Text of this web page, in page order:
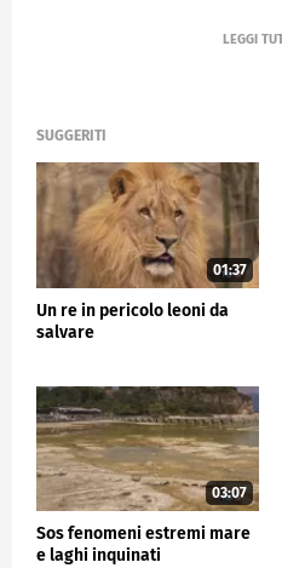
SUGGERITI
01:37
Un re in pericolo leoni da
salvare
03:07
Sos fenomeni estremi mare
e laghi inquinati